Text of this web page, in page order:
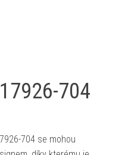
704
704 se mohou